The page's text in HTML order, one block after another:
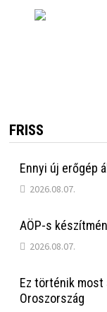
FRISS
Ennyi új erőgép
2026.08.07.
AÖP-s
2026.08.07.
Ez történik most
Oroszország